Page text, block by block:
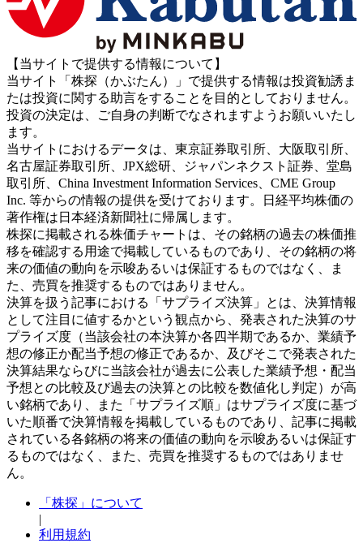
【当サイトで提供する情報について】
当サイト「株探（かぶたん）」で提供する情報は投資勧誘ま
たは投資に関する助言をすることを目的としておりません。
投資の決定は、ご自身の判断でなされますようお願いいたし
ます。
当サイトにおけるデータは、東京証券取引所、大阪取引所、
名古屋証券取引所、JPX総研、ジャパンネクスト証券、堂島
取引所、China Investment Information Services、CME Group
Inc. 等からの情報の提供を受けております。日経平均株価の
著作権は日本経済新聞社に帰属します。
株探に掲載される株価チャートは、その銘柄の過去の株価推
移を確認する用途で掲載しているものであり、その銘柄の将
来の価値の動向を示唆あるいは保証するものではなく、ま
た、売買を推奨するものではありません。
決算を扱う記事における「サプライズ決算」とは、決算情報
として注目に値するかという観点から、発表された決算のサ
プライズ度（当該会社の本決算か各四半期であるか、業績予
想の修正か配当予想の修正であるか、及びそこで発表された
決算結果ならびに当該会社が過去に公表した業績予想・配当
予想との比較及び過去の決算との比較を数値化し判定）が高
い銘柄であり、また「サプライズ順」はサプライズ度に基づ
いた順番で決算情報を掲載しているものであり、記事に掲載
されている各銘柄の将来の価値の動向を示唆あるいは保証す
るものではなく、また、売買を推奨するものではありませ
ん。
「株探」について
|
利用規約